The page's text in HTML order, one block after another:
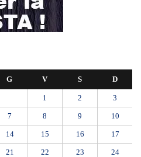
G V S D
1 2 3
7 8 9 10
14 15 16 17
21 22 23 24